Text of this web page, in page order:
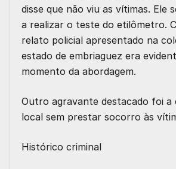
disse que não viu as vítimas. Ele
a realizar o teste do etilômetro.
relato policial apresentado na
estado de embriaguez era
momento da abordagem.
Outro agravante destacado foi a
local sem prestar socorro às
Histórico criminal